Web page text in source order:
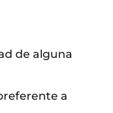
de alguna
a